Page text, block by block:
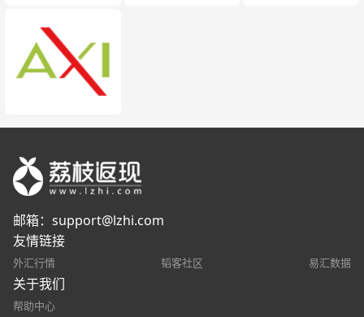
邮箱： support@lzhi.com
友情链接
外汇行情 韬客社区 易汇数据
关于我们
帮助中心